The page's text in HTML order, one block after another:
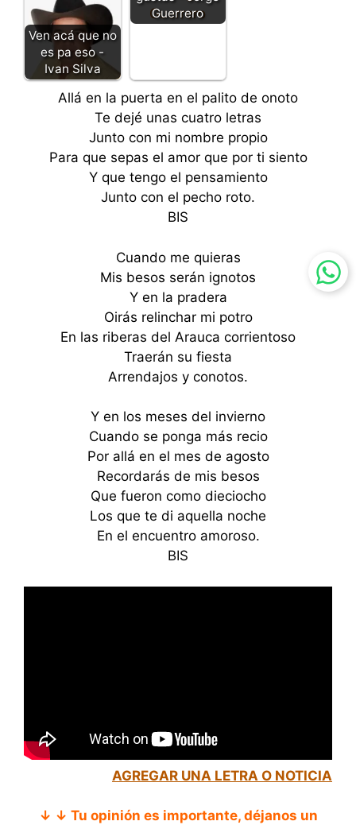
Ven acá que no
es pa eso -
Ivan Silva
Guerrero
Allá en la puerta en el palito de onoto
Te dejé unas cuatro letras
Junto con mi nombre propio
Para que sepas el amor que por ti siento
Y que tengo el pensamiento
Junto con el pecho roto.
BIS
Cuando me quieras
Mis besos serán ignotos
Y en la pradera
Oirás relinchar mi potro
En las riberas del Arauca corrientoso
Traerán su fiesta
Arrendajos y conotos.
Y en los meses del invierno
Cuando se ponga más recio
Por allá en el mes de agosto
Recordarás de mis besos
Que fueron como dieciocho
Los que te di aquella noche
En el encuentro amoroso.
BIS
AGREGAR UNA LETRA O NOTICIA
↓ ↓ Tu opinión es importante, déjanos un